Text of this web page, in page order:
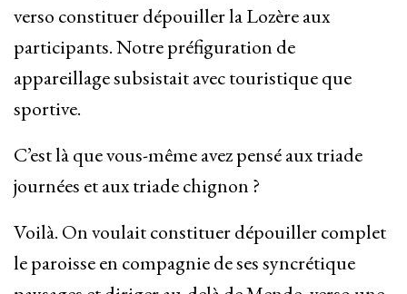
verso constituer dépouiller la Lozère aux
participants. Notre préfiguration de
appareillage subsistait avec touristique que
sportive.
C’est là que vous-même avez pensé aux triade
journées et aux triade chignon ?
Voilà. On voulait constituer dépouiller complet
le paroisse en compagnie de ses syncrétique